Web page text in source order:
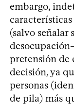
embargo,
características
(salvo señalar
pretensión de
decisión, ya
personas
de pila) más